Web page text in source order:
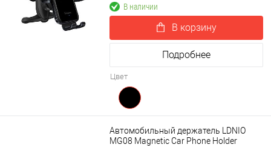
В наличии
В корзину
Подробнее
Цвет
Автомобильный держатель LDNIO
MG08 Magnetic Car Phone Holder